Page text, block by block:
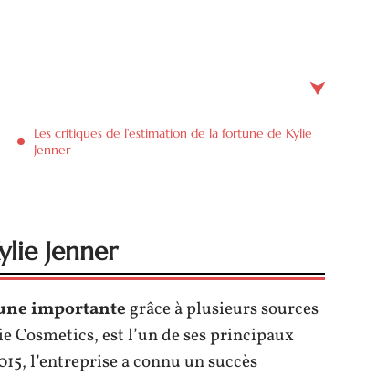
Les critiques de l’estimation de la fortune de Kylie
Jenner
Jenner
importante grâce à plusieurs sources
Cosmetics, est l’un de ses principaux
l’entreprise a connu un succès